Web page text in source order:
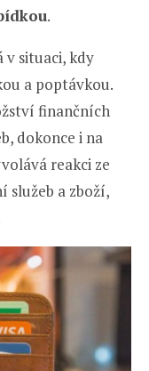
.
v situaci, kdy
a poptávkou.
finančních
dokonce i na
reakci ze
služeb a zboží,